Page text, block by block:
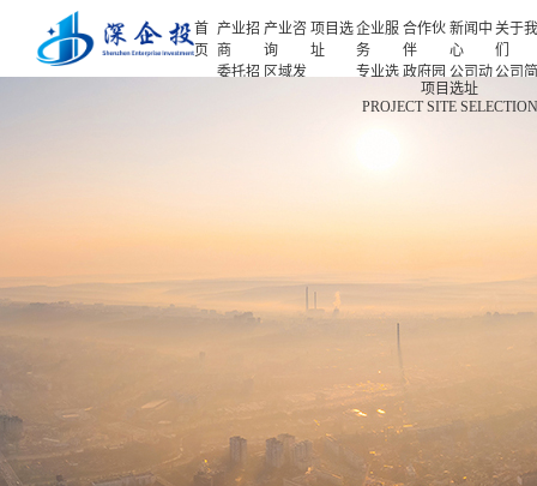
首
页
产业招
商
委托招
产业咨
询
区域发
专题研
究
项目选
址
企业服
务
专业选
项目申
合作伙
伴
政府园
企业客
新闻中
心
公司动
态
产业观
关于
们
公司
人力
新闻中心
项目选址
PROJECT SITE SELECTION